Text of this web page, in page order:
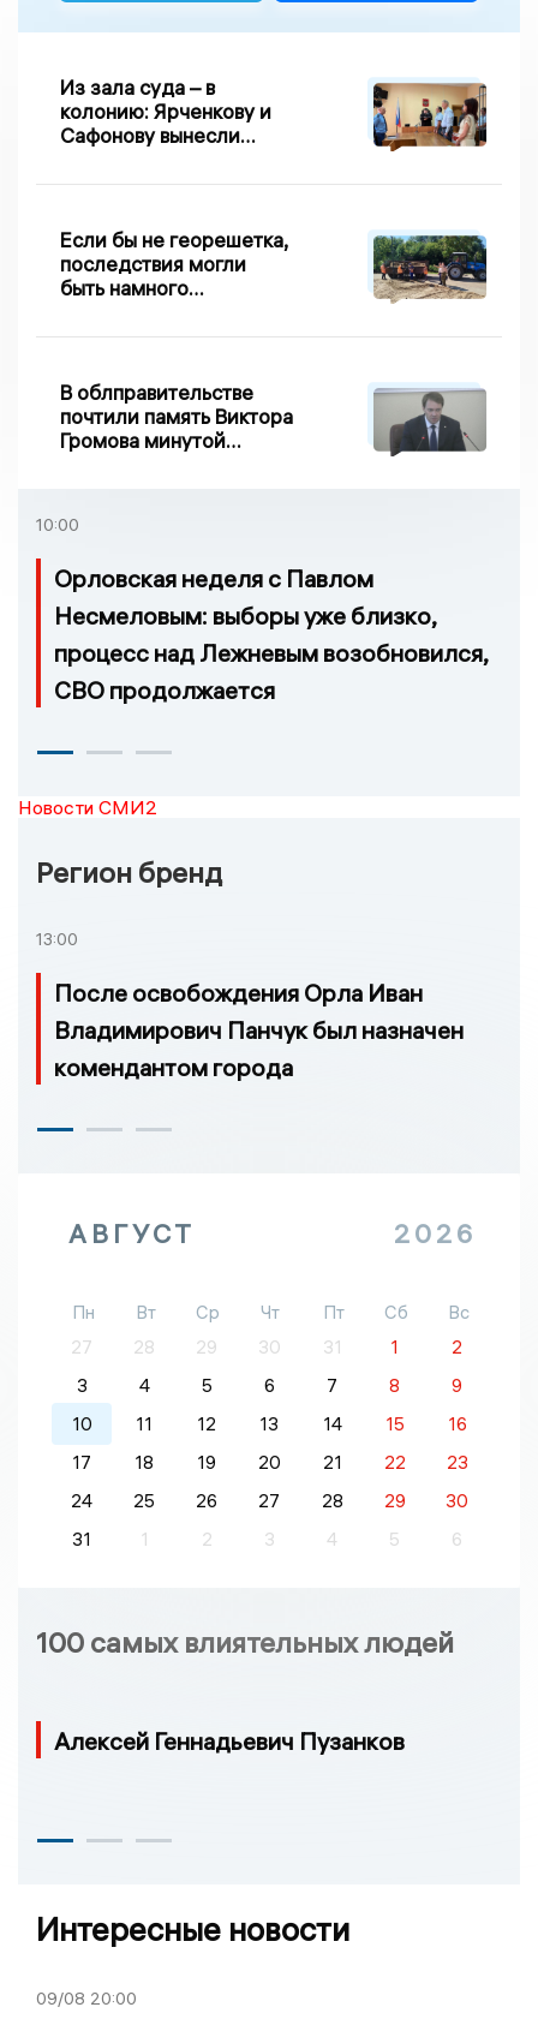
Из зала суда – в
колонию: Ярченкову и
Сафонову вынесли
взятке
Если бы не георешетка,
последствия могли
быть намного
сходе песка на
В облправительстве
почтили память Виктора
Громова минутой
10:00
Орловская неделя с Павлом
Несмеловым: выборы уже близко,
процесс над Лежневым возобновился,
СВО продолжается
Новости СМИ2
Регион бренд
13:00
После освобождения Орла Иван
Владимирович Панчук был назначен
комендантом города
АВГУСТ 2026
Пн Вт Ср Чт Пт Сб
Вс
27
28 29 30 31 1
2
3
4 5 6 7 8
9
10
11 12 13 14 15
16
17
18 19 20 21 22
23
24
25 26 27 28 29
30
31
1 2 3 4 5 6
100 самых влиятельных людей
Алексей Геннадьевич Пузанков
Интересные новости
09/08 20:00